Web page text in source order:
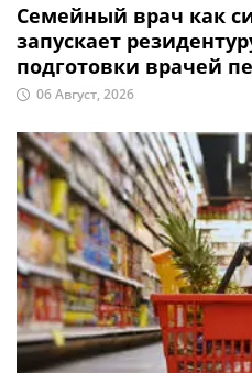
Семейный врач как
запускает
подготовки врачей
06 Август, 2026